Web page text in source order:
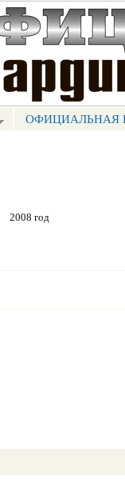
ОФИЦИАЛЬНАЯ
2008 год